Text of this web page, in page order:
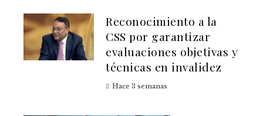
Reconocimiento a la
CSS por garantizar
evaluaciones objetivas y
técnicas en invalidez
Hace 3 semanas